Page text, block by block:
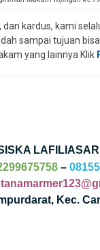
kardus, kami
sampai tujuan
yang lainnya Klik
LAFILIASARI
–
Kec.